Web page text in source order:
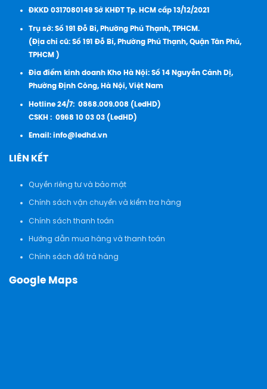
ĐKKD 0317080149 Sở KHĐT Tp. HCM cấp 13/12/2021
Trụ sở: Số 191 Đỗ Bí, Phường Phú Thạnh, TPHCM.
(Địa chỉ cũ: Số 191 Đỗ Bí, Phường Phú Thạnh, Quận Tân Phú,
TPHCM )
Đia điểm kinh doanh Kho Hà Nội: Số 14 Nguyễn Cảnh Dị,
Phường Định Công, Hà Nội, Việt Nam
Hotline 24/7: 0868.009.008 (LedHD)
CSKH : 0968 10 03 03 (LedHD)
Email:info@ledhd.vn
LIÊN KẾT
Quyền riêng tư và bảo mật
Chính sách vận chuyển và kiểm tra hàng
Chính sách thanh toán
Hướng dẫn mua hàng và thanh toán
Chính sách đổi trả hàng
Google Maps